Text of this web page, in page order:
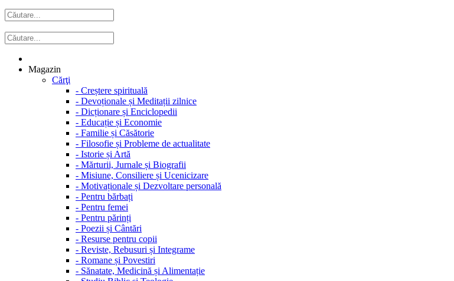
Magazin
Cărţi
- Creștere spirituală
- Devoționale și Meditații zilnice
- Dicționare și Enciclopedii
- Educație și Economie
- Familie și Căsătorie
- Filosofie și Probleme de actualitate
- Istorie și Artă
- Mărturii, Jurnale și Biografii
- Misiune, Consiliere și Ucenicizare
- Motivaționale și Dezvoltare personală
- Pentru bărbați
- Pentru femei
- Pentru părinți
- Poezii și Cântări
- Resurse pentru copii
- Reviste, Rebusuri și Integrame
- Romane și Povestiri
- Sănatate, Medicină și Alimentație